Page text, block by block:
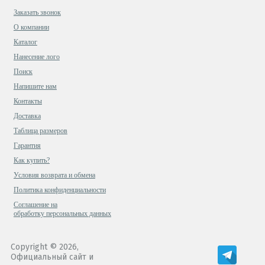
Заказать звонок
О компании
Каталог
Нанесение лого
Поиск
Напишите нам
Контакты
Доставка
Таблица размеров
Гарантия
Как купить?
Условия возврата и обмена
Политика конфиденциальности
Cоглашение на
обработку персональных данных
Copyright © 2026,
Официальный сайт и